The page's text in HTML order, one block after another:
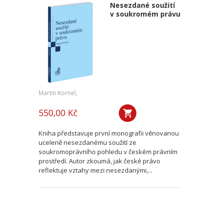
Nesezdané soužití
v soukromém právu
Martin Kornel,
550,00 Kč
Kniha představuje první monografii věnovanou
uceleně nesezdanému soužití ze
soukromoprávního pohledu v českém právním
prostředí. Autor zkoumá, jak české právo
reflektuje vztahy mezi nesezdanými,...